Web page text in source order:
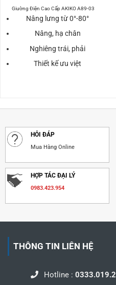
là:
19.000.000₫.
hiện
Giường Điện Cao Cấp AKIKO A89-03
Nâng lưng từ 0°-80°
Nâng, hạ chân
Nghiêng trái, phải
Thiết kế ưu việt
HỎI ĐÁP
Mua Hàng Online
HỢP TÁC ĐẠI LÝ
0983.423.954
THÔNG TIN LIÊN HỆ
Hotline :